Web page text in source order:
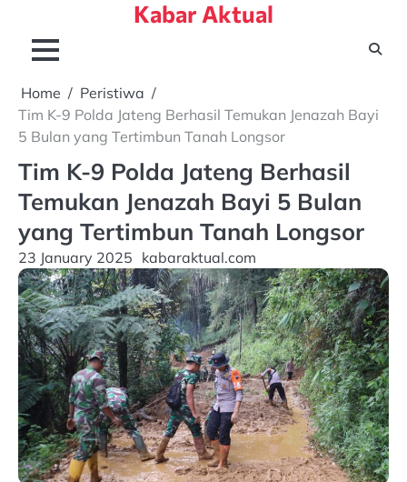
content
Kabar Aktual
Home
Peristiwa
Tim K-9 Polda Jateng Berhasil Temukan Jenazah Bayi
5 Bulan yang Tertimbun Tanah Longsor
Tim K-9 Polda Jateng Berhasil
Temukan Jenazah Bayi 5 Bulan
yang Tertimbun Tanah Longsor
23 January 2025 kabaraktual.com